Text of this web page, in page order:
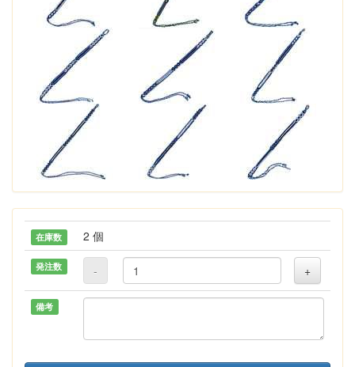
在庫数 2 個
発注数 - +
備考